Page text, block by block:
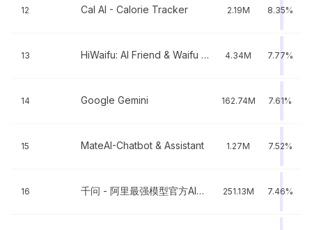
12 Cal AI - Calorie Tracker 2.19M 8.35%
13 HiWaifu: AI Friend & Waifu Hub 4.34M 7.77%
14 Google Gemini 162.74M 7.61%
15 MateAI-Chatbot & Assistant 1.27M 7.52%
16 千问 - 阿里最强模型官方AI助手 251.13M 7.46%